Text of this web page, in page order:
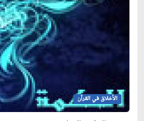
الأخلاق في القرآن